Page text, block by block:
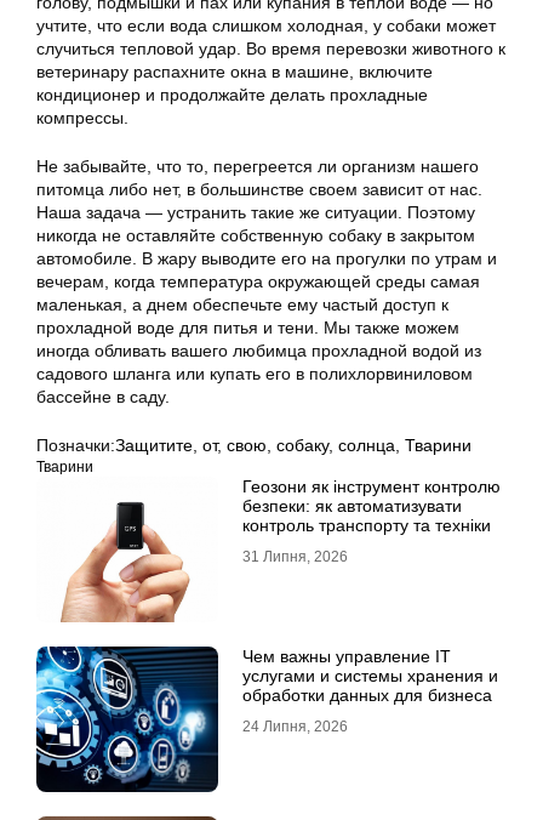
учтите, что если вода слишком холодная, у собаки может
случиться тепловой удар. Во время перевозки животного к
ветеринару распахните окна в машине, включите
кондиционер и продолжайте делать прохладные
компрессы.
Не забывайте, что то, перегреется ли организм нашего
питомца либо нет, в большинстве своем зависит от нас.
Наша задача — устранить такие же ситуации. Поэтому
никогда не оставляйте собственную собаку в закрытом
автомобиле. В жару выводите его на прогулки по утрам и
вечерам, когда температура окружающей среды самая
маленькая, а днем обеспечьте ему частый доступ к
прохладной воде для питья и тени. Мы также можем
иногда обливать вашего любимца прохладной водой из
садового шланга или купать его в полихлорвиниловом
бассейне в саду.
Позначки:Защитите от, свою собаку, солнца Тварини
Тварини
Геозони як інструмент контролю
безпеки: як автоматизувати
контроль транспорту та техніки
31 Липня, 2026
Чем важны управление IT
услугами и системы хранения и
обработки данных для бизнеса
24 Липня, 2026